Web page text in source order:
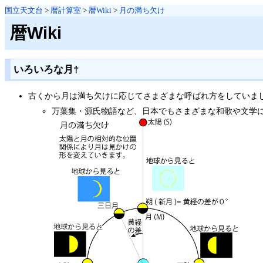
国立天文台 > 暦計算室 > 暦Wiki > 月の満ち欠け
暦Wiki
いろいろな月 †
古くから月は満ち欠けに応じてさまざまな呼ばれ方をしていま
万葉集・源氏物語など、日本でもさまざまな和歌や文学